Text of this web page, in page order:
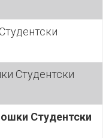
Студентски
Студентски